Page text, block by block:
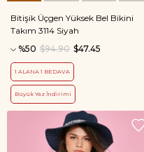
Bitişik Üçgen Yüksek Bel Bikini
Takım 3114 Siyah
%50
$47.45
$94.90
1 ALANA 1 BEDAVA
Büyük Yaz İndirimi